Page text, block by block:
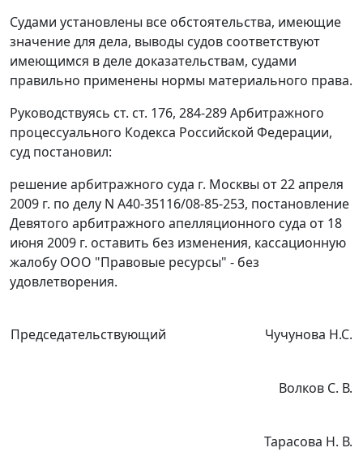
Судами установлены все обстоятельства, имеющие
значение для дела, выводы судов соответствуют
имеющимся в деле доказательствам, судами
правильно применены нормы материального права.
Руководствуясь ст. ст. 176, 284-289Арбитражного
процессуального Кодекса Российской Федерации,
суд постановил:
решение арбитражного суда г. Москвы от 22 апреля
2009 г. по делу N А40-35116/08-85-253, постановление
Девятого арбитражного апелляционного суда от 18
июня 2009 г. оставить без изменения, кассационную
жалобу ООО "Правовые ресурсы" - без
удовлетворения.
Председательствующий Чучунова Н.С.
Волков С. В.
Тарасова Н. В.